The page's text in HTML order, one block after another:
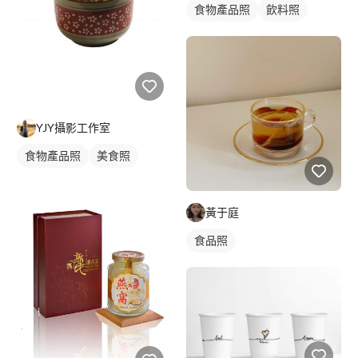
YJY攝影工作室
食物產品照 美食照
食物產品照 飲料照
黃于庭
食品照